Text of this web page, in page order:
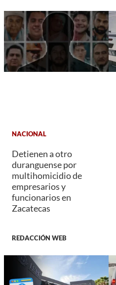
NACIONAL
Detienen a otro
duranguense por
multihomicidio de
empresarios y
funcionarios en
Zacatecas
REDACCIÓN WEB